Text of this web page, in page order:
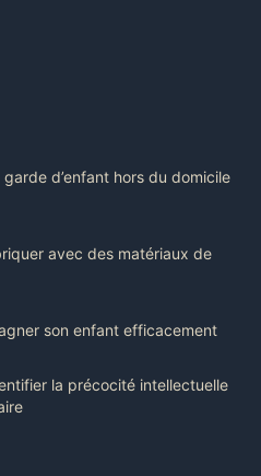
d’enfant hors du domicile
avec des matériaux de
son enfant efficacement
la précocité intellectuelle